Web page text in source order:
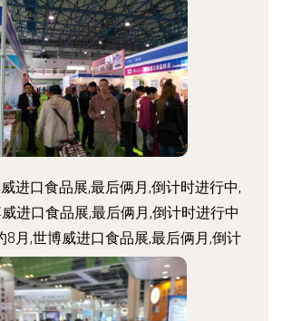
进口食品展,最后俩月,倒计时进行中,
进口食品展,最后俩月,倒计时进行中
8月,世博威进口食品展,最后俩月,倒计
时进行中价格